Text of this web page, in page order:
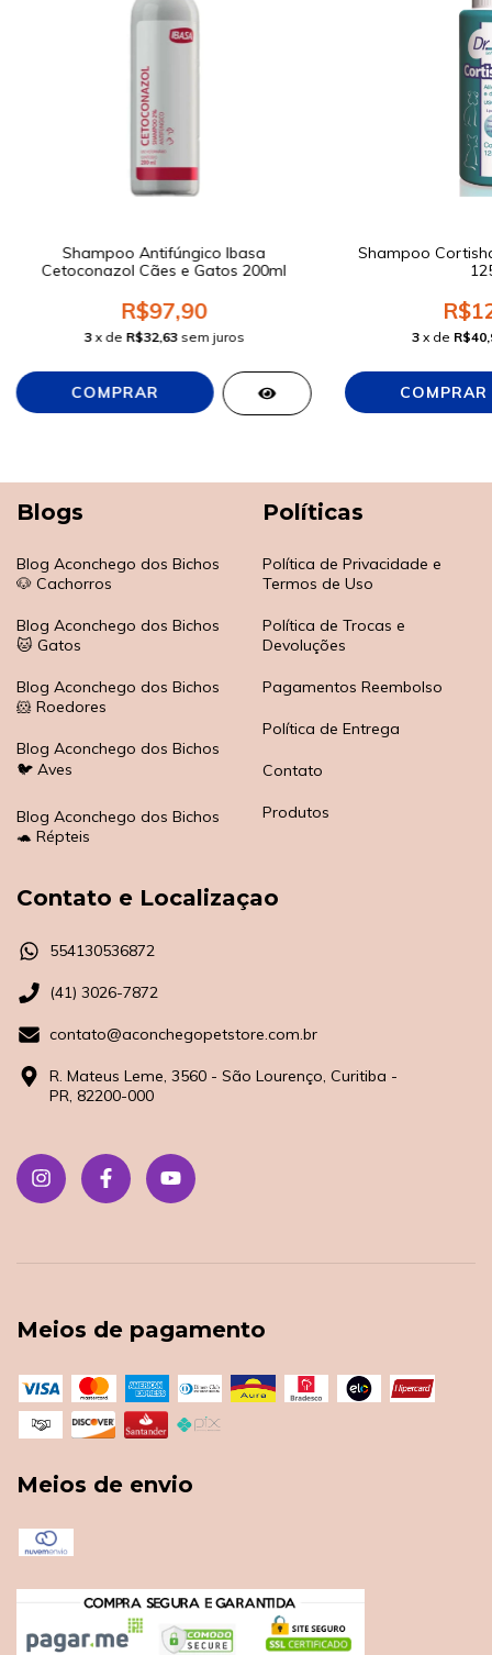
Shampoo Antifúngico Ibasa
Cetoconazol Cães e Gatos 200ml
R$97,90
3 x de R$32,63 sem juros
Shampoo
3 x de
Blogs
Blog Aconchego dos Bichos
🐶 Cachorros
Blog Aconchego dos Bichos
🐱 Gatos
Blog Aconchego dos Bichos
🐹 Roedores
Blog Aconchego dos Bichos
🐦 Aves
Blog Aconchego dos Bichos
🐢 Répteis
Políticas
Política de Privacidade e
Termos de Uso
Política de Trocas e
Devoluções
Pagamentos Reembolso
Política de Entrega
Contato
Produtos
Contato e Localizaçao
554130536872
(41) 3026-7872
contato@aconchegopetstore.com.br
R. Mateus Leme, 3560 - São Lourenço, Curitiba -
PR, 82200-000
Meios de pagamento
Meios de envio